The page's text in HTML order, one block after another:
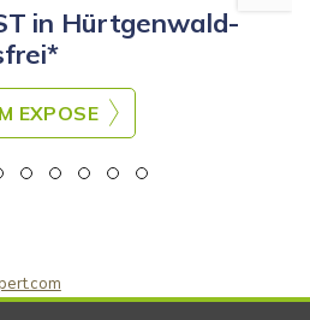
in Hürtgenwald-
EXPOSE